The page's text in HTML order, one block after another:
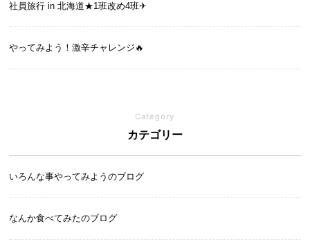
社員旅行 in 北海道★1班改め4班✈
やってみよう！激辛チャレンジ🔥
Category
カテゴリー
いろんな事やってみようのブログ
なんか食べてみたのブログ